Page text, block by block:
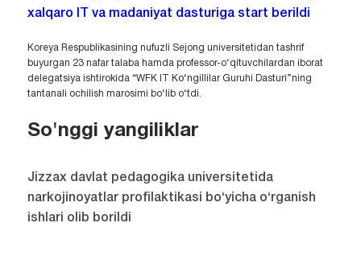
xalqaro IT va madaniyat dasturiga start berildi
Koreya Respublikasining nufuzli Sejong universitetidan tashrif
buyurgan 23 nafar talaba hamda professor-o‘qituvchilardan iborat
delegatsiya ishtirokida “WFK IT Ko‘ngillilar Guruhi Dasturi”ning
tantanali ochilish marosimi bo‘lib o‘tdi.
So'nggi yangiliklar
Jizzax davlat pedagogika universitetida
narkojinoyatlar profilaktikasi bo‘yicha o‘rganish
ishlari olib borildi